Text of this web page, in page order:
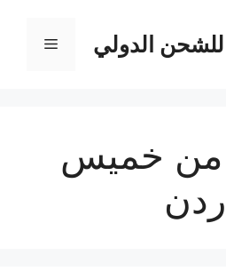
الدولي القائمة
من خميس